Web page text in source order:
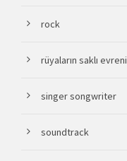
rock
rüyaların saklı evreni
singer songwriter
soundtrack